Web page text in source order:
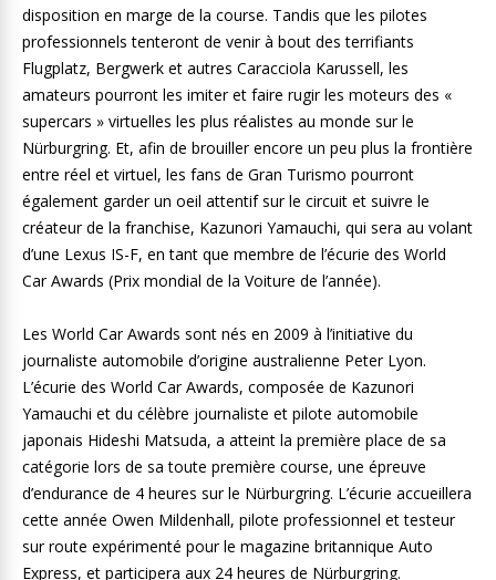
disposition en marge de la course. Tandis que les pilotes
professionnels tenteront de venir à bout des terrifiants
Flugplatz, Bergwerk et autres Caracciola Karussell, les
amateurs pourront les imiter et faire rugir les moteurs des «
supercars » virtuelles les plus réalistes au monde sur le
Nürburgring. Et, afin de brouiller encore un peu plus la frontière
entre réel et virtuel, les fans de Gran Turismo pourront
également garder un oeil attentif sur le circuit et suivre le
créateur de la franchise, Kazunori Yamauchi, qui sera au volant
d’une Lexus IS-F, en tant que membre de l’écurie des World
Car Awards (Prix mondial de la Voiture de l’année).
Les World Car Awards sont nés en 2009 à l’initiative du
journaliste automobile d’origine australienne Peter Lyon.
L’écurie des World Car Awards, composée de Kazunori
Yamauchi et du célèbre journaliste et pilote automobile
japonais Hideshi Matsuda, a atteint la première place de sa
catégorie lors de sa toute première course, une épreuve
d’endurance de 4 heures sur le Nürburgring. L’écurie accueillera
cette année Owen Mildenhall, pilote professionnel et testeur
sur route expérimenté pour le magazine britannique Auto
Express, et participera aux 24 heures de Nürburgring.